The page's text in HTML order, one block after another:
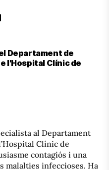
Departament de
l'Hospital Clínic de
al Departament
Clínic de
contagiós i una
malalties infeccioses. Ha